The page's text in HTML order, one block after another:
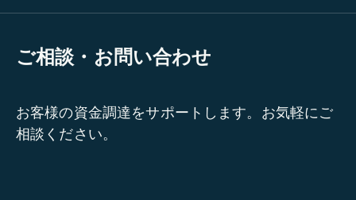
ご相談・お問い合わせ
お客様の資金調達をサポートします。お気軽にご
相談ください。